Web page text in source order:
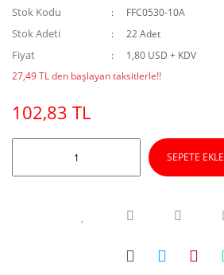
Stok Kodu FFC0530-10A
Stok Adeti 22 Adet
Fiyat
1,80 USD + KDV
27,49 TL den başlayan taksitlerle!!
102,83 TL
SEPETE EKLE